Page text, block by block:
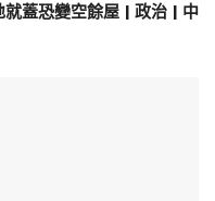
蓋恐變空餘屋 | 政治 | 中